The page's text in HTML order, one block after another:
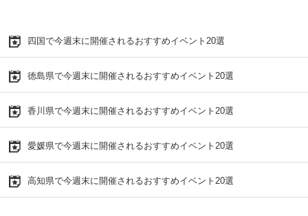
四国で今週末に開催されるおすすめイベント20選
徳島県で今週末に開催されるおすすめイベント20選
香川県で今週末に開催されるおすすめイベント20選
愛媛県で今週末に開催されるおすすめイベント20選
高知県で今週末に開催されるおすすめイベント20選